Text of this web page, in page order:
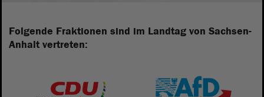
Folgende Fraktionen sind im Landtag von Sachsen-
Anhalt vertreten: